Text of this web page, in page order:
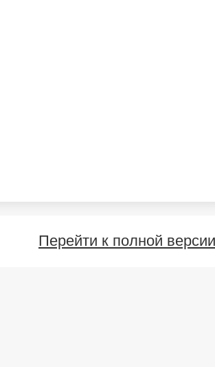
Перейти к полной версии